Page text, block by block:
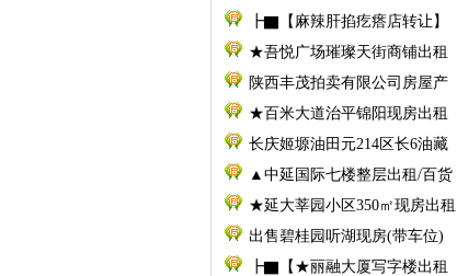
┣▇【麻辣肝掐疙瘩店转让】
★吾悦广场璀璨天街商铺出租
陕西丰茂拍卖有限公司房屋产
★百米大道治平锦阳现房出租
长庆姬塬油田元214区长6油藏
▲中延国际七楼整层出租/百货
★延大莘园小区350㎡现房出租
出售碧桂园听湖现房(带车位)
┣▇【★丽融大厦写字楼出租